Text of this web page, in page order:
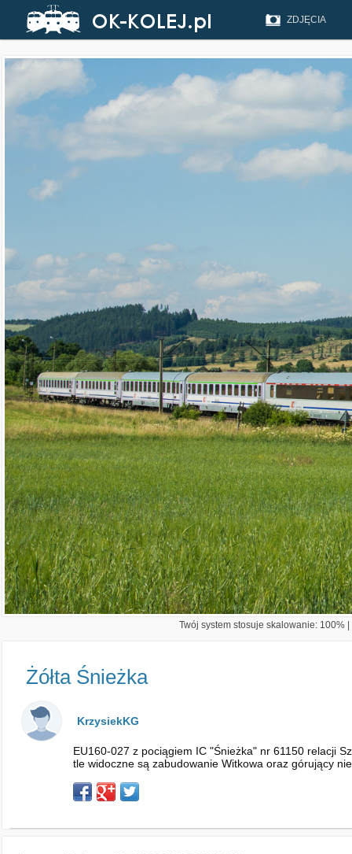
ZDJĘCIA
Twój system stosuje skalowanie: 100%
Żółta Śnieżka
KrzysiekKG
EU160-027 z pociągiem IC "Śnieżka" nr 61150 relacji
tle widoczne są zabudowanie Witkowa oraz górujący